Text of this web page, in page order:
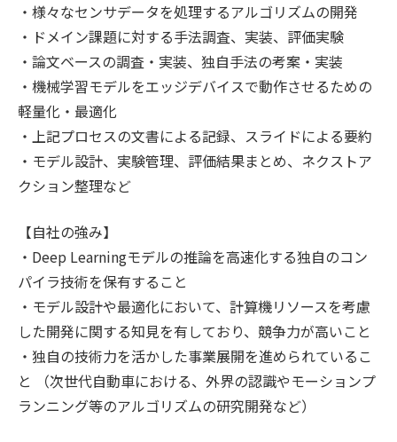
・様々なセンサデータを処理するアルゴリズムの開発
・ドメイン課題に対する手法調査、実装、評価実験
・論文ベースの調査・実装、独自手法の考案・実装
・機械学習モデルをエッジデバイスで動作させるための
軽量化・最適化
・上記プロセスの文書による記録、スライドによる要約
・モデル設計、実験管理、評価結果まとめ、ネクストア
クション整理など
【自社の強み】
・Deep Learningモデルの推論を高速化する独自のコン
パイラ技術を保有すること
・モデル設計や最適化において、計算機リソースを考慮
した開発に関する知見を有しており、競争力が高いこと
・独自の技術力を活かした事業展開を進められているこ
と （次世代自動車における、外界の認識やモーションプ
ランニング等のアルゴリズムの研究開発など）